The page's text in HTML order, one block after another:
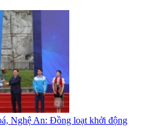
Nghệ An: Đồng loạt khởi động